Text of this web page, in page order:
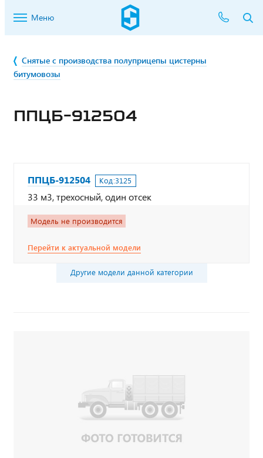
Меню
Снятые с производства полуприцепы цистерны
битумовозы
ППЦБ-912504
ППЦБ-912504 Код:3125
33 м3, трехосный, один отсек
Модель не производится
Перейти к актуальной модели
Другие модели данной категории